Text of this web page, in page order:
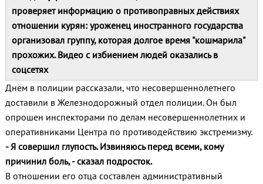
проверяет информацию о противоправных действиях
отношении курян: уроженец иностранного государства
организовал группу, которая долгое время "кошмарила"
прохожих. Видео с избиением людей оказались в
соцсетях
Днём в полиции рассказали, что несовершеннолетнего
доставили в Железнодорожный отдел полиции. Он был
опрошен инспекторами по делам несовершеннолетних и
оперативниками Центра по противодействию экстремизму.
- Я совершил глупость. Извиняюсь перед всеми, кому
причинил боль, - сказал подросток.
В отношении его отца составлен административный